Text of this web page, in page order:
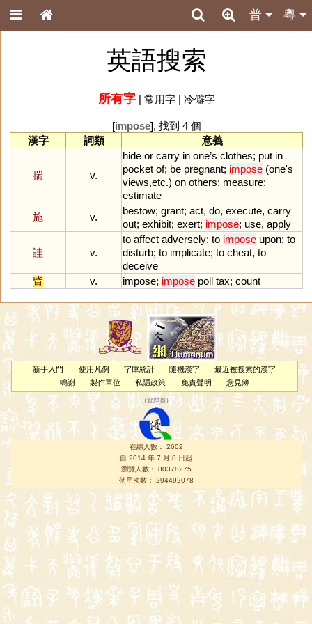
粵
普
英語搜索
所有字| 常用字| 冷僻字
[impose], 找到 4 個
漢字
詞類 意義
揣 v.
hide or carry in one’s clothes; put in
pocket of; be pregnant; impose (one's
views,etc.) on others; measure;
estimate
施
v.
bestow; grant; act, do, execute, carry
out; exhibit; exert; impose; use, apply
詿 v.
to affect adversely; to impose upon; to
disturb; to implicate; to cheat, to
deceive
貲
v. impose; impose poll tax; count
新手入門 使用凡例 字庫統計 隨機漢字
最近被搜索的漢字
鳴謝
製作單位 私隱政策 免責聲明 意見簿
（管理員 ）
在線人數： 2602
自 2014 年 7 月 8 日起
瀏覽人數： 80378275
使用次數： 294492078